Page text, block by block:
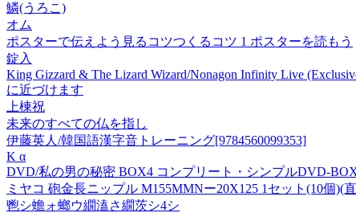
鱗(うろこ)
オム
ポスターで伝えよう見るコツつくるコツ 1 ポスターを読もう
錠入
King Gizzard & The Lizard Wizard/Nonagon Infinity Live
に近づけます
上棟祝
未来のすべての仏を指し
伊藤英人/韓国語漢字音トレーニング[9784560099353]
K α
DVD/私の男の秘密 BOX4 コンプリート・シンプルDVD-
ミヤコ 砲金長ニップル M155MMNー20X125 1セット(10個)(
鬯シ蟾ォ螂ウ繝溘さ繝茨シ4シ